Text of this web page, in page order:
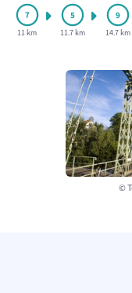
©
11 km 11.7 km 14.7 km